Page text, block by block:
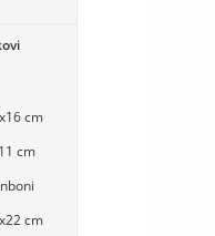
cm
cm
cm